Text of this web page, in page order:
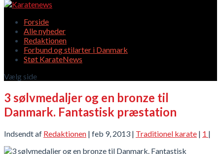
Forside
Alle nyheder
Redaktionen
Forbund og stilarter i Danmark
Støt KarateNews
Vælg side
3 sølvmedaljer og en bronze til
Danmark. Fantastisk præstation
Indsendt af Redaktionen | feb 9, 2013 | Traditionel karate | 1 |